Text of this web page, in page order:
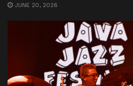
JUNE 20, 2026